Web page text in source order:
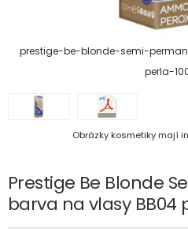
prestige-be-blonde-semi-
perla-
Obrázky kosmetiky mají
Prestige Be Blonde
barva na vlasy BB04